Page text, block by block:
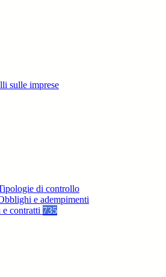
sulle imprese
di controllo
e adempimenti
contratti 735